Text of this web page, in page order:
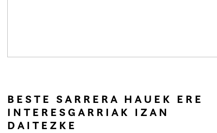
BESTE SARRERA HAUEK ERE
INTERESGARRIAK IZAN
DAITEZKE